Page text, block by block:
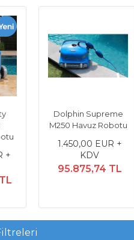
+
Dolphin Supreme
M250 Havuz Robotu
1.450,00 EUR +
KDV
95.875,74 TL